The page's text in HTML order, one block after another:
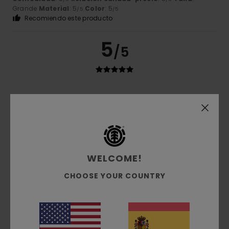
Grande Material: 5/5 Color: 5/5
Recomiendo este producto
5/5
Relación calidad-precio
Color: 4/5
Recomiendo este producto
4/5
Frederic1. julio 2026
WELCOME!
CHOOSE YOUR COUNTRY